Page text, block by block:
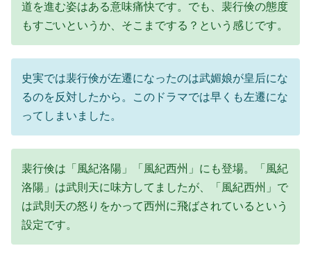
道を進む姿はある意味痛快です。でも、裴行倹の態度
もすごいというか、そこまでする？という感じです。
史実では裴行倹が左遷になったのは武媚娘が皇后にな
るのを反対したから。このドラマでは早くも左遷にな
ってしまいました。
裴行倹は「風紀洛陽」「風紀西州」にも登場。「風紀
洛陽」は武則天に味方してましたが、「風紀西州」で
は武則天の怒りをかって西州に飛ばされているという
設定です。